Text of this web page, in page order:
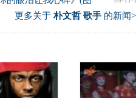
更多关于朴文哲 歌手的新闻